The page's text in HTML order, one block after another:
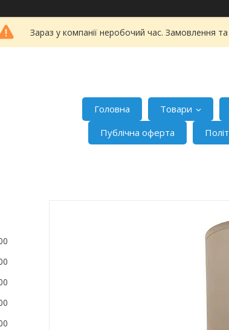
Зараз у компанії неробочий час. Замовлення
Головна Товари
Публічна оферта